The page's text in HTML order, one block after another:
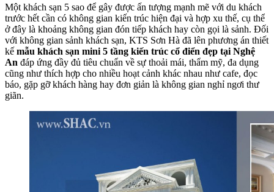
Một khách sạn 5 sao để gây được ấn tượng mạnh mẽ với du khách
trước hết cần có không gian kiến trúc hiện đại và hợp xu thế, cụ thể
ở đây là khoảng không gian đón tiếp khách hay còn gọi là sảnh. Đối
với không gian sảnh khách sạn, KTS Sơn Hà đã lên phương án thiết
kế mẫu khách sạn mini 5 tầng kiến trúc cổ điển đẹp tại Nghệ
An đáp ứng đầy đủ tiêu chuẩn về sự thoải mái, thẩm mỹ, đa dụng
cũng như thích hợp cho nhiều hoạt cảnh khác nhau như cafe, đọc
báo, gặp gỡ khách hàng hay đơn giản là không gian nghỉ ngơi thư
giãn.